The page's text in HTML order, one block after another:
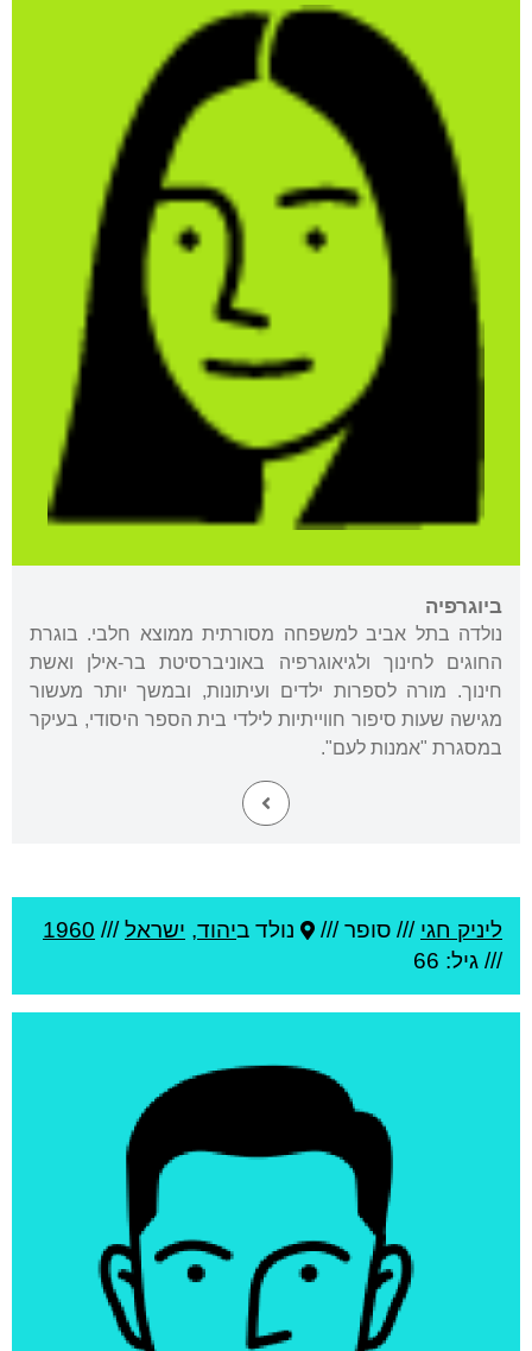
ביוגרפיה
נולדה בתל אביב למשפחה מסורתית ממוצא חלבי. בוגרת
החוגים לחינוך ולגיאוגרפיה באוניברסיטת בר-אילן ואשת
חינוך. מורה לספרות ילדים ועיתונות, ובמשך יותר מעשור
מגישה שעות סיפור חווייתיות לילדי בית הספר היסודי, בעיקר
במסגרת "אמנות לעם".
ליניק חגי /// סופר /// נולד ביהוד, ישראל///
1960
/// גיל: 66